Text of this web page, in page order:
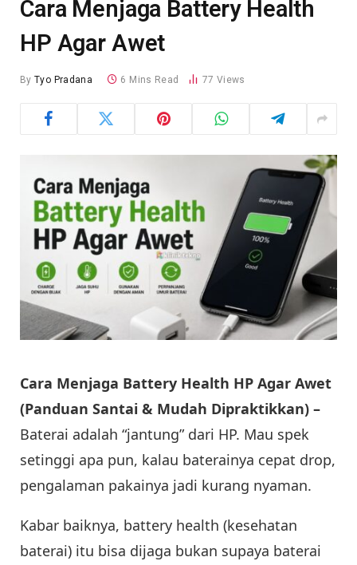
Cara Menjaga Battery Health
HP Agar Awet
By Tyo Pradana 6 Mins Read 77 Views
Cara Menjaga Battery Health HP Agar Awet
(Panduan Santai & Mudah Dipraktikkan) –
Baterai adalah “jantung” dari HP. Mau spek
setinggi apa pun, kalau baterainya cepat drop,
pengalaman pakainya jadi kurang nyaman.
Kabar baiknya, battery health (kesehatan
baterai) itu bisa dijaga bukan supaya baterai